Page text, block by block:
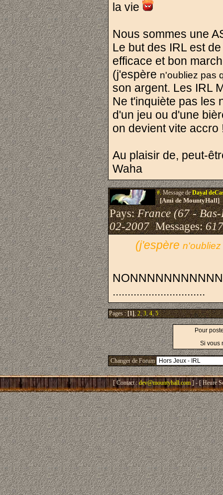
la vie
Nous sommes une
Le but des IRL est
efficace et bon
(j'espère n'oubliez pas
son argent. Les IRL
Ne t'inquiète pas les
d'un jeu ou d'une
on devient vite accro
Au plaisir de, peut-
Waha
#.Message deDayal
[Ami de MountyHall]
Pays:France (67 -
02-2007Messages:
(j'espère n'oubliez
...............................
Pages :[1],2,3,4,5
Pour
Si vous
Changer de Forum
[ Contact : dev@mountyhall.com ] - [ Heure